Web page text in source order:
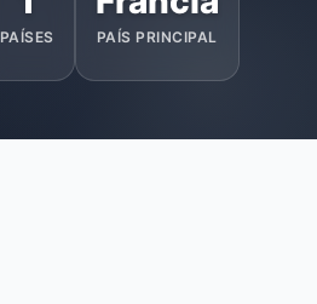
PAÍSES PAÍS PRINCIPAL